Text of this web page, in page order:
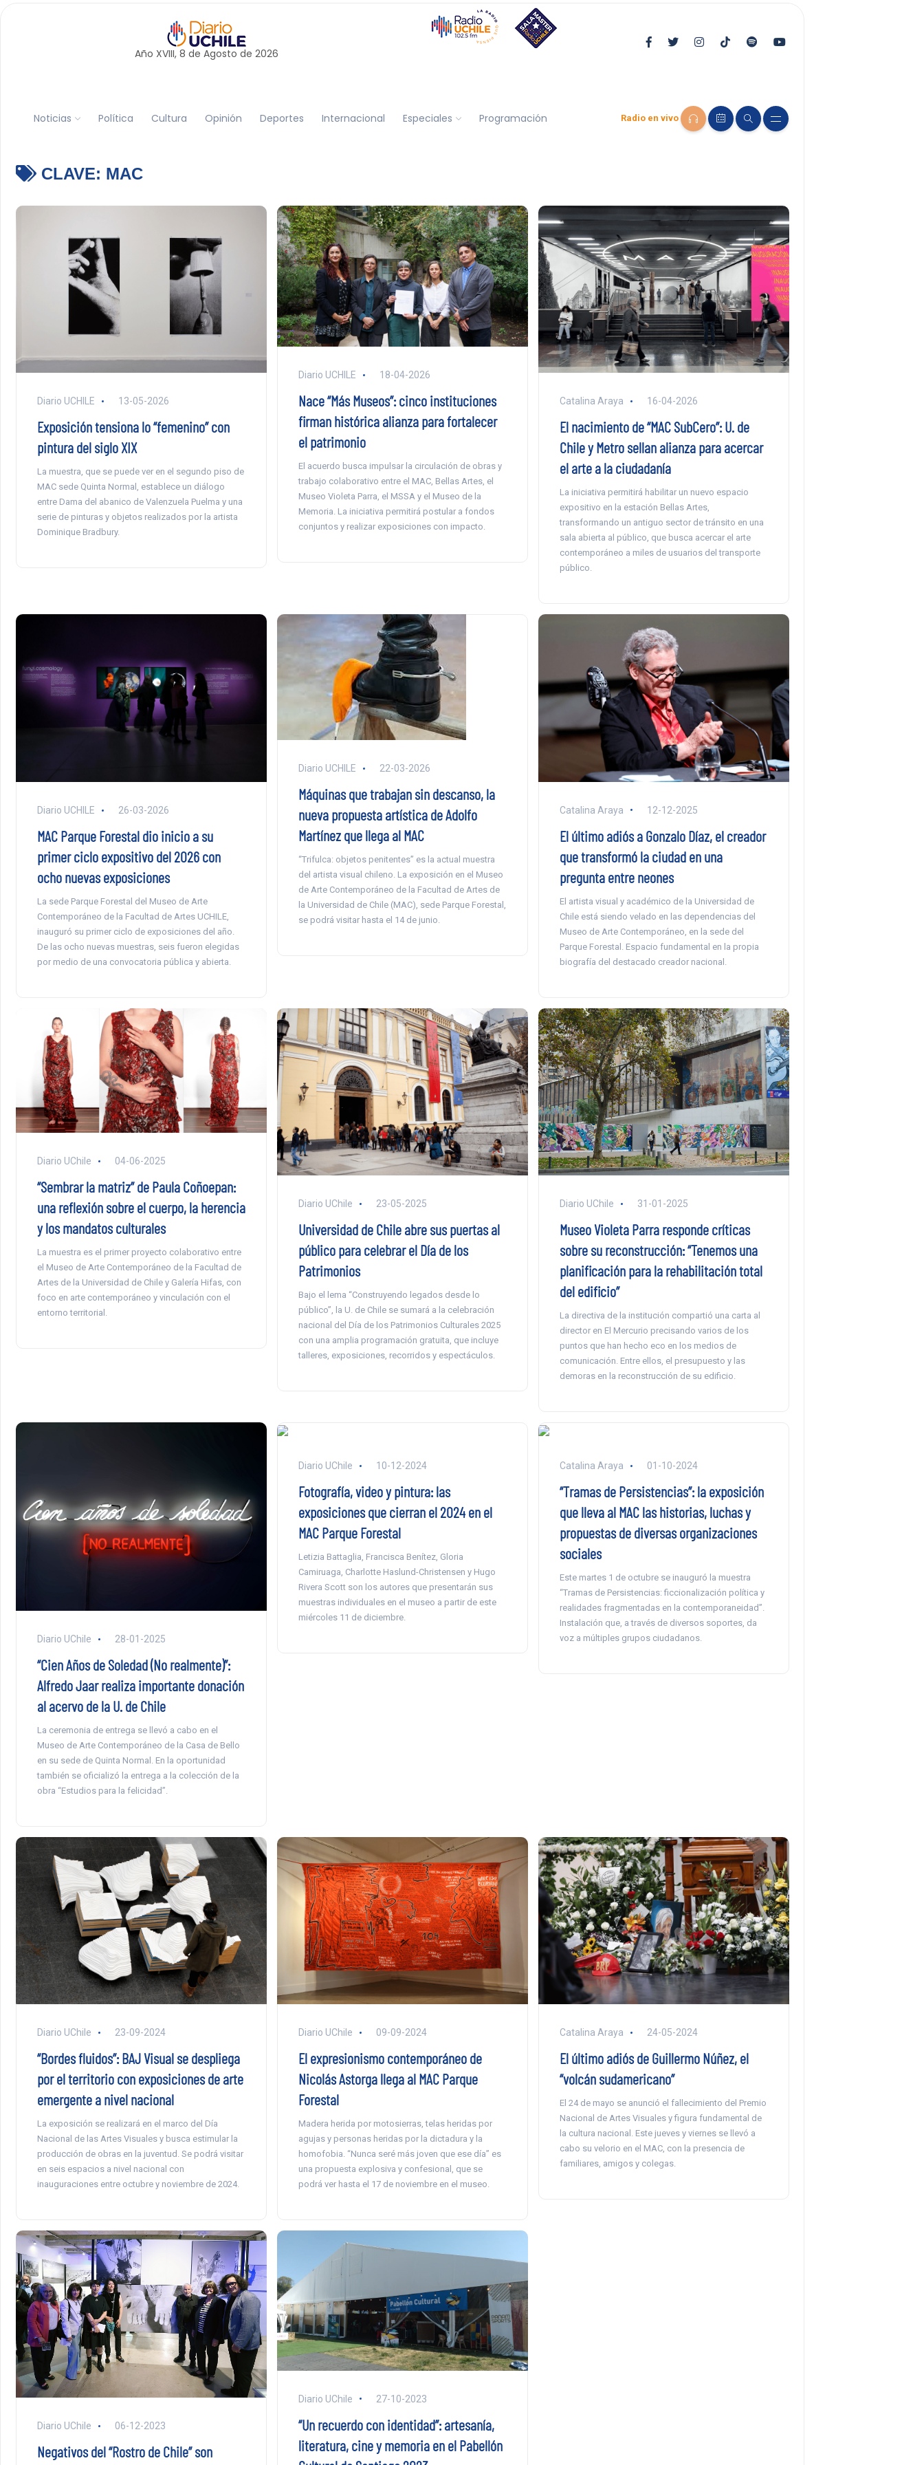
Año XVIII, 8 de Agosto de 2026
Noticias Política Cultura Opinión Deportes Internacional Especiales Programación Radio en vivo
CLAVE: MAC
Diario UCHILE 13-05-2026
Exposición tensiona lo “femenino” con
pintura del siglo XIX
La muestra, que se puede ver en el segundo piso de
MAC sede Quinta Normal, establece un diálogo
entre Dama del abanico de Valenzuela Puelma y una
serie de pinturas y objetos realizados por la artista
Dominique Bradbury.
Diario UCHILE 18-04-2026
Nace “Más Museos”: cinco instituciones
firman histórica alianza para fortalecer
el patrimonio
El acuerdo busca impulsar la circulación de obras y
trabajo colaborativo entre el MAC, Bellas Artes, el
Museo Violeta Parra, el MSSA y el Museo de la
Memoria. La iniciativa permitirá postular a fondos
conjuntos y realizar exposiciones con impacto.
Catalina Araya 16-04-2026
El nacimiento de “MAC SubCero”: U. de
Chile y Metro sellan alianza para acercar
el arte a la ciudadanía
La iniciativa permitirá habilitar un nuevo espacio
expositivo en la estación Bellas Artes,
transformando un antiguo sector de tránsito en una
sala abierta al público, que busca acercar el arte
contemporáneo a miles de usuarios del transporte
público.
Diario UCHILE 26-03-2026
MAC Parque Forestal dio inicio a su
primer ciclo expositivo del 2026 con
ocho nuevas exposiciones
La sede Parque Forestal del Museo de Arte
Contemporáneo de la Facultad de Artes UCHILE,
inauguró su primer ciclo de exposiciones del año.
De las ocho nuevas muestras, seis fueron elegidas
por medio de una convocatoria pública y abierta.
Diario UCHILE 22-03-2026
Máquinas que trabajan sin descanso, la
nueva propuesta artística de Adolfo
Martínez que llega al MAC
“Trifulca: objetos penitentes” es la actual muestra
del artista visual chileno. La exposición en el Museo
de Arte Contemporáneo de la Facultad de Artes de
la Universidad de Chile (MAC), sede Parque Forestal,
se podrá visitar hasta el 14 de junio.
Catalina Araya 12-12-2025
El último adiós a Gonzalo Díaz, el creador
que transformó la ciudad en una
pregunta entre neones
El artista visual y académico de la Universidad de
Chile está siendo velado en las dependencias del
Museo de Arte Contemporáneo, en la sede del
Parque Forestal. Espacio fundamental en la propia
biografía del destacado creador nacional.
Diario UChile 04-06-2025
“Sembrar la matriz” de Paula Coñoepan:
una reflexión sobre el cuerpo, la herencia
y los mandatos culturales
La muestra es el primer proyecto colaborativo entre
el Museo de Arte Contemporáneo de la Facultad de
Artes de la Universidad de Chile y Galería Hifas, con
foco en arte contemporáneo y vinculación con el
entorno territorial.
Diario UChile 23-05-2025
Universidad de Chile abre sus puertas al
público para celebrar el Día de los
Patrimonios
Bajo el lema “Construyendo legados desde lo
público”, la U. de Chile se sumará a la celebración
nacional del Día de los Patrimonios Culturales 2025
con una amplia programación gratuita, que incluye
talleres, exposiciones, recorridos y espectáculos.
Diario UChile 31-01-2025
Museo Violeta Parra responde críticas
sobre su reconstrucción: “Tenemos una
planificación para la rehabilitación total
del edificio”
La directiva de la institución compartió una carta al
director en El Mercurio precisando varios de los
puntos que han hecho eco en los medios de
comunicación. Entre ellos, el presupuesto y las
demoras en la reconstrucción de su edificio.
Diario UChile 28-01-2025
“Cien Años de Soledad (No realmente)”:
Alfredo Jaar realiza importante donación
al acervo de la U. de Chile
La ceremonia de entrega se llevó a cabo en el
Museo de Arte Contemporáneo de la Casa de Bello
en su sede de Quinta Normal. En la oportunidad
también se oficializó la entrega a la colección de la
obra “Estudios para la felicidad”.
Diario UChile 10-12-2024
Fotografía, video y pintura: las
exposiciones que cierran el 2024 en el
MAC Parque Forestal
Letizia Battaglia, Francisca Benítez, Gloria
Camiruaga, Charlotte Haslund-Christensen y Hugo
Rivera Scott son los autores que presentarán sus
muestras individuales en el museo a partir de este
miércoles 11 de diciembre.
Catalina Araya 01-10-2024
“Tramas de Persistencias”: la exposición
que lleva al MAC las historias, luchas y
propuestas de diversas organizaciones
sociales
Este martes 1 de octubre se inauguró la muestra
“Tramas de Persistencias: ficcionalización política y
realidades fragmentadas en la contemporaneidad”.
Instalación que, a través de diversos soportes, da
voz a múltiples grupos ciudadanos.
Diario UChile 23-09-2024
“Bordes fluidos”: BAJ Visual se despliega
por el territorio con exposiciones de arte
emergente a nivel nacional
La exposición se realizará en el marco del Día
Nacional de las Artes Visuales y busca estimular la
producción de obras en la juventud. Se podrá visitar
en seis espacios a nivel nacional con
inauguraciones entre octubre y noviembre de 2024.
Diario UChile 09-09-2024
El expresionismo contemporáneo de
Nicolás Astorga llega al MAC Parque
Forestal
Madera herida por motosierras, telas heridas por
agujas y personas heridas por la dictadura y la
homofobia. “Nunca seré más joven que ese día” es
una propuesta explosiva y confesional, que se
podrá ver hasta el 17 de noviembre en el museo.
Catalina Araya 24-05-2024
El último adiós de Guillermo Núñez, el
“volcán sudamericano”
El 24 de mayo se anunció el fallecimiento del Premio
Nacional de Artes Visuales y figura fundamental de
la cultura nacional. Este jueves y viernes se llevó a
cabo su velorio en el MAC, con la presencia de
familiares, amigos y colegas.
Diario UChile 06-12-2023
Negativos del “Rostro de Chile” son
Diario UChile 27-10-2023
“Un recuerdo con identidad”: artesanía,
literatura, cine y memoria en el Pabellón